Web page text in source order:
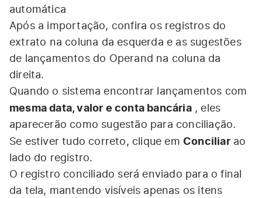
automática
Após a importação, confira os registros do
extrato na coluna da esquerda e as sugestões
de lançamentos do Operand na coluna da
direita.
Quando o sistema encontrar lançamentos com
mesma data, valor e conta bancária, eles
aparecerão como sugestão para conciliação.
Se estiver tudo correto, clique em Conciliarao
lado do registro.
O registro conciliado será enviado para o final
da tela, mantendo visíveis apenas os itens